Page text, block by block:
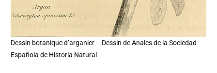
Dessin botanique d’arganier – Dessin de Anales de la Sociedad
Española de Historia Natural